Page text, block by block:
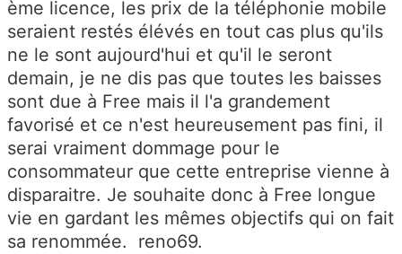
ème licence, les prix de la téléphonie mobile
seraient restés élévés en tout cas plus qu'ils
ne le sont aujourd'hui et qu'il le seront
demain, je ne dis pas que toutes les baisses
sont due à Free mais il l'a grandement
favorisé et ce n'est heureusement pas fini, il
serai vraiment dommage pour le
consommateur que cette entreprise vienne à
disparaitre. Je souhaite donc à Free longue
vie en gardant les mêmes objectifs qui on fait
sa renommée. reno69.